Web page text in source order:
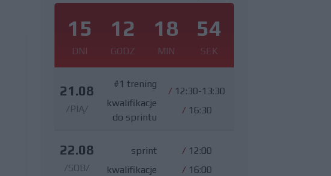
15
DNI
12
GODZ
18
MIN
53
SEK
21.08
/PIĄ/
#1 trening
kwalifikacje
do sprintu
/ 12:30-13:30
/ 16:30
22.08
/SOB/
sprint
kwalifikacje
/ 12:00
/ 16:00